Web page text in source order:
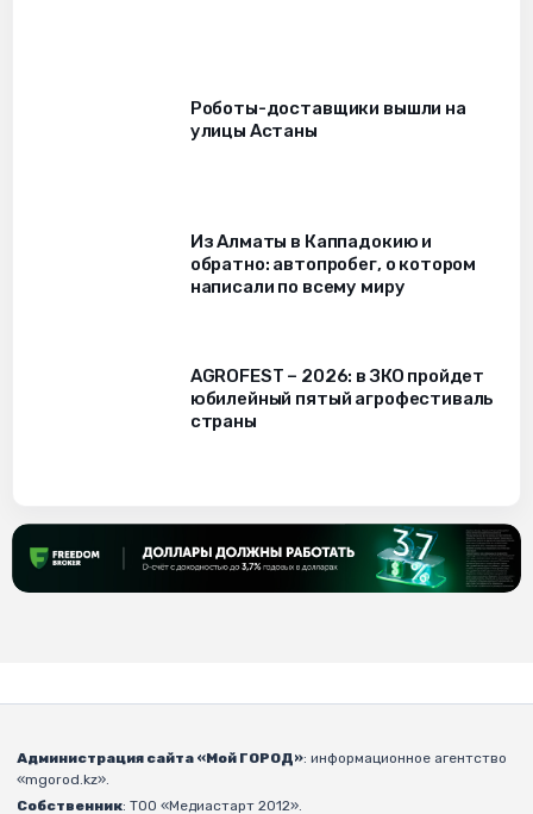
Роботы-доставщики вышли на
улицы Астаны
Из Алматы в Каппадокию и
обратно: автопробег, о котором
написали по всему миру
AGROFEST – 2026: в ЗКО пройдет
юбилейный пятый агрофестиваль
страны
Администрация сайта «Мой ГОРОД»: информационное агентство
«mgorod.kz».
Собственник: ТОО «Медиастарт 2012».